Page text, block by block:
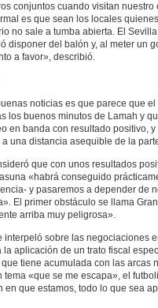
conjuntos cuando visitan
es que sean los locales
no sale a tumba abierta. El
disponer del balón y, al meter un
a favor», describió.
noticias es que parece que
los buenos minutos de Lamah y
en banda con resultado positivo,
una distancia asequible de la
que con unos resultados
«habrá conseguido
y pasaremos a depender de
El primer obstáculo se llama
arriba muy peligrosa».
interpeló sobre las negociaciones
la aplicación de un trato fiscal
tiene acumulada con las arcas
tema «que se me escapa», el
en que estamos, todo lo que sea